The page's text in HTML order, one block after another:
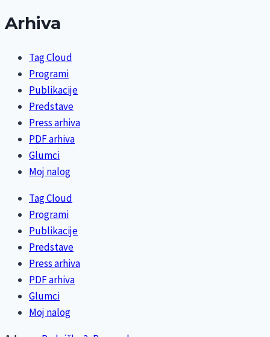
Arhiva
Tag Cloud
Programi
Publikacije
Predstave
Press arhiva
PDF arhiva
Glumci
Moj nalog
Tag Cloud
Programi
Publikacije
Predstave
Press arhiva
PDF arhiva
Glumci
Moj nalog